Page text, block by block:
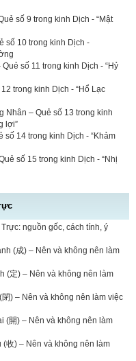
số 9 trong kinh Dịch - “Mật
số 10 trong kinh Dịch -
số 11 trong kinh Dịch - “Hỷ
trong kinh Dịch - “Hổ Lạc
Nhân – Quẻ số 13 trong kinh
lợi”
14 trong kinh Dịch - “Khảm
số 15 trong kinh Dịch - “Nhị
nguồn gốc, cách tính, ý
(成) – Nên và không nên làm
(定) – Nên và không nên làm
) – Nên và không nên làm việc
(開) – Nên và không nên làm
收) – Nên và không nên làm